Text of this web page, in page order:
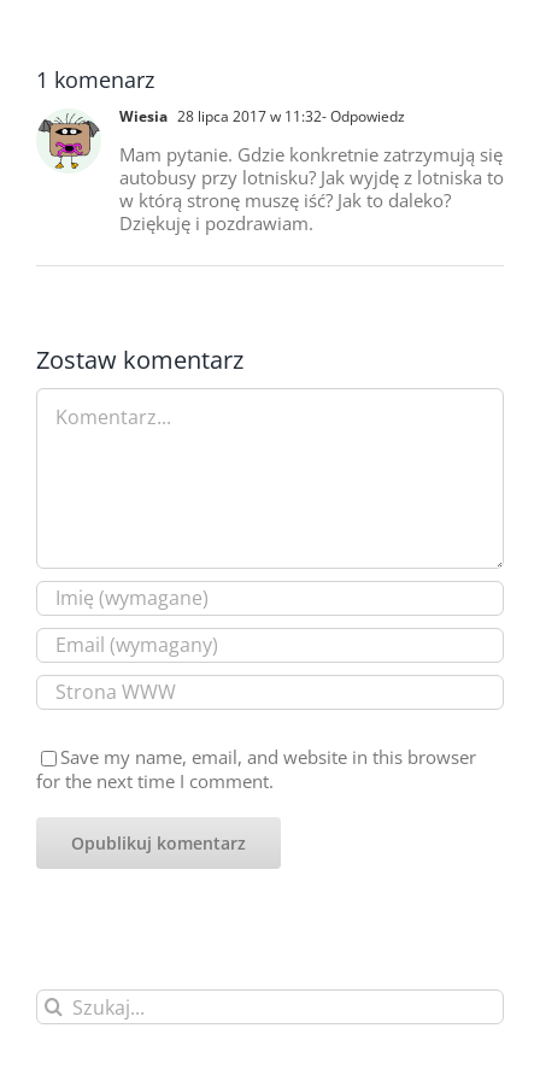
1 komenarz
Wiesia 28 lipca 2017 w 11:32- Odpowiedz
Mam pytanie. Gdzie konkretnie zatrzymują się
autobusy przy lotnisku? Jak wyjdę z lotniska to
w którą stronę muszę iść? Jak to daleko?
Dziękuję i pozdrawiam.
Zostaw komentarz
Comment
Save my name, email, and website in this browser
for the next time I comment.
Szukaj